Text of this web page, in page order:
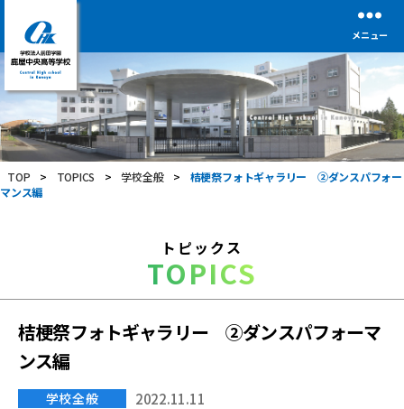
学
校
法
人
前
田
学
高
等
学
校
メニュー
TOP > TOPICS > 学校全般 >
桔梗祭フォトギャラリー ②ダンスパフォー
マンス編
トピックス
TOPICS
桔梗祭フォトギャラリー ②ダンスパフォーマ
ンス編
学校全般 2022.11.11